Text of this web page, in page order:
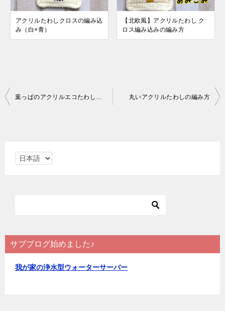
アクリルたわしクロスの編み込
み（白×青）
【北欧風】アクリルたわし ク
ロス編み込みの編み方
投
葉っぱのアクリルエコたわしの編み方 丸いアクリルたわしの編み方
言
サブブログ始めました♪
我が家の浄水型ウォーターサーバー